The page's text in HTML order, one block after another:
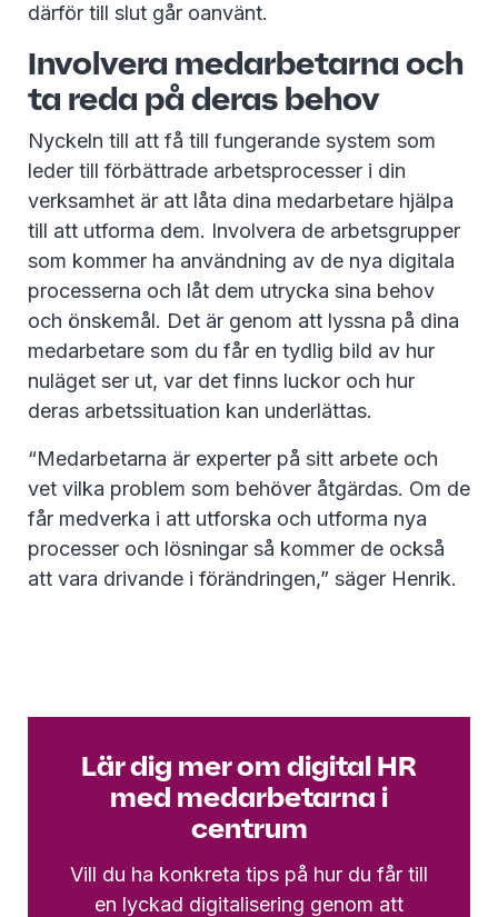
därför till slut går oanvänt.
Involvera medarbetarna och
ta reda på deras behov
Nyckeln till att få till fungerande system som
leder till förbättrade arbetsprocesser i din
verksamhet är att låta dina medarbetare hjälpa
till att utforma dem. Involvera de arbetsgrupper
som kommer ha användning av de nya digitala
processerna och låt dem utrycka sina behov
och önskemål. Det är genom att lyssna på dina
medarbetare som du får en tydlig bild av hur
nuläget ser ut, var det finns luckor och hur
deras arbetssituation kan underlättas.
“Medarbetarna är experter på sitt arbete och
vet vilka problem som behöver åtgärdas. Om de
får medverka i att utforska och utforma nya
processer och lösningar så kommer de också
att vara drivande i förändringen,” säger Henrik.
Lär dig mer om digital HR
med medarbetarna i
centrum
Vill du ha konkreta tips på hur du får till
en lyckad digitalisering genom att